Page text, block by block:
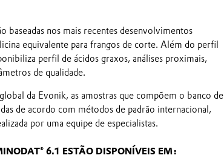
baseadas nos mais recentes desenvolvimentos
equivalente para frangos de corte. Além do perfil
perfil de ácidos graxos, análises proximais,
de qualidade.
da Evonik, as amostras que compõem o banco de
de acordo com métodos de padrão internacional,
por uma equipe de especialistas.
6.1 ESTÃO DISPONÍVEIS EM: